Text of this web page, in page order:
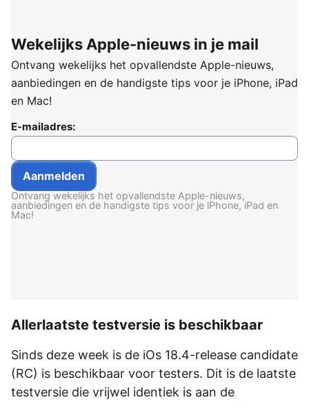
Wekelijks Apple-nieuws in je mail
Ontvang wekelijks het opvallendste Apple-nieuws,
aanbiedingen en de handigste tips voor je iPhone, iPad
en Mac!
E-mailadres:
Ontvang wekelijks het opvallendste Apple-nieuws,
aanbiedingen en de handigste tips voor je iPhone, iPad en
Mac!
Allerlaatste testversie is beschikbaar
Sinds deze week is de iOs 18.4-release candidate
(RC) is beschikbaar voor testers. Dit is de laatste
testversie die vrijwel identiek is aan de